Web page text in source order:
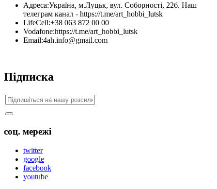
Адреса:Україна, м.Луцьк, вул. Соборності, 22б. Наш
телеграм канал - https://t.me/art_hobbi_lutsk
LifeCell:+38 063 872 00 00
Vodafone:https://t.me/art_hobbi_lutsk
Email:4ah.info@gmail.com
Підписка
соц. мережі
twitter
google
facebook
youtube